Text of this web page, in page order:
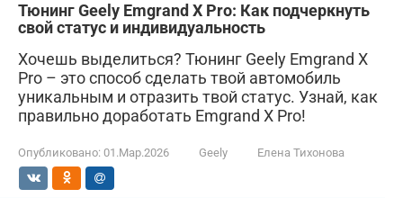
Тюнинг Geely Emgrand X Pro: Как подчеркнуть
свой статус и индивидуальность
Хочешь выделиться? Тюнинг Geely Emgrand X
Pro – это способ сделать твой автомобиль
уникальным и отразить твой статус. Узнай, как
правильно доработать Emgrand X Pro!
Опубликовано: 01.Мар.2026 Geely Елена Тихонова